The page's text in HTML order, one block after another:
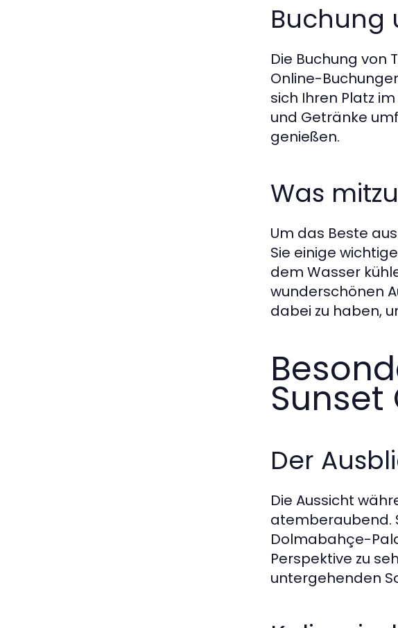
Buchung
Die Buchung von
Online-
sich Ihren Platz
und Getränke
genießen.
Was
Um das Beste
Sie einige
dem Wasser
wunderschönen
dabei zu haben,
Sunset
Der
Die Aussicht
atemberaubend.
Dolmabahçe-
Perspektive zu
untergehenden